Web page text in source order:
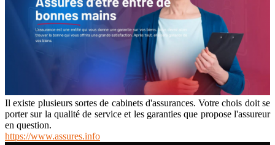
Il existe plusieurs sortes de cabinets d'assurances. Votre chois doit se
porter sur la qualité de service et les garanties que propose l'assureur
en question.
https://www.assures.info